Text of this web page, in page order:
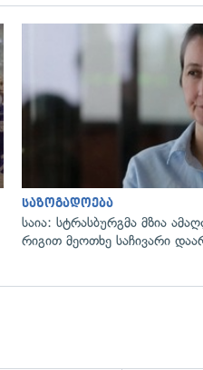
საზოგადოება
საია: სტრასბურგმა მზია
რიგით მეოთხე საჩივარი